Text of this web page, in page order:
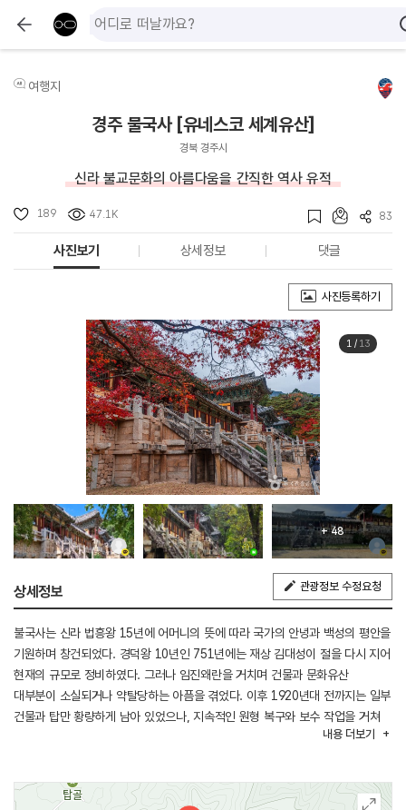
여행지
경주 불국사 [유네스코 세계유산]
경북 경주시
신라 불교문화의 아름다움을 간직한 역사 유적
189 47.1K 83
사진보기 상세정보 댓글
사진등록하기
1 / 13
+ 48
상세정보 관광정보 수정요청
불국사는 신라 법흥왕 15년에 어머니의 뜻에 따라 국가의 안녕과 백성의 평안을
기원하며 창건되었다. 경덕왕 10년인 751년에는 재상 김대성이 절을 다시 지어
현재의 규모로 정비하였다. 그러나 임진왜란을 거치며 건물과 문화유산
대부분이 소실되거나 약탈당하는 아픔을 겪었다. 이후 1920년대 전까지는 일부
건물과 탑만 황량하게 남아 있었으나, 지속적인 원형 복구와 보수 작업을 거쳐
불국사에서 약 3㎞ 떨어진 산등성이에는 석굴암이 위치해 있다. 석굴암은
동해를 향해 앉은 여래좌상 본존불이 중심을 이루며 동양의 걸작으로 꼽힌다.
내용 더보기